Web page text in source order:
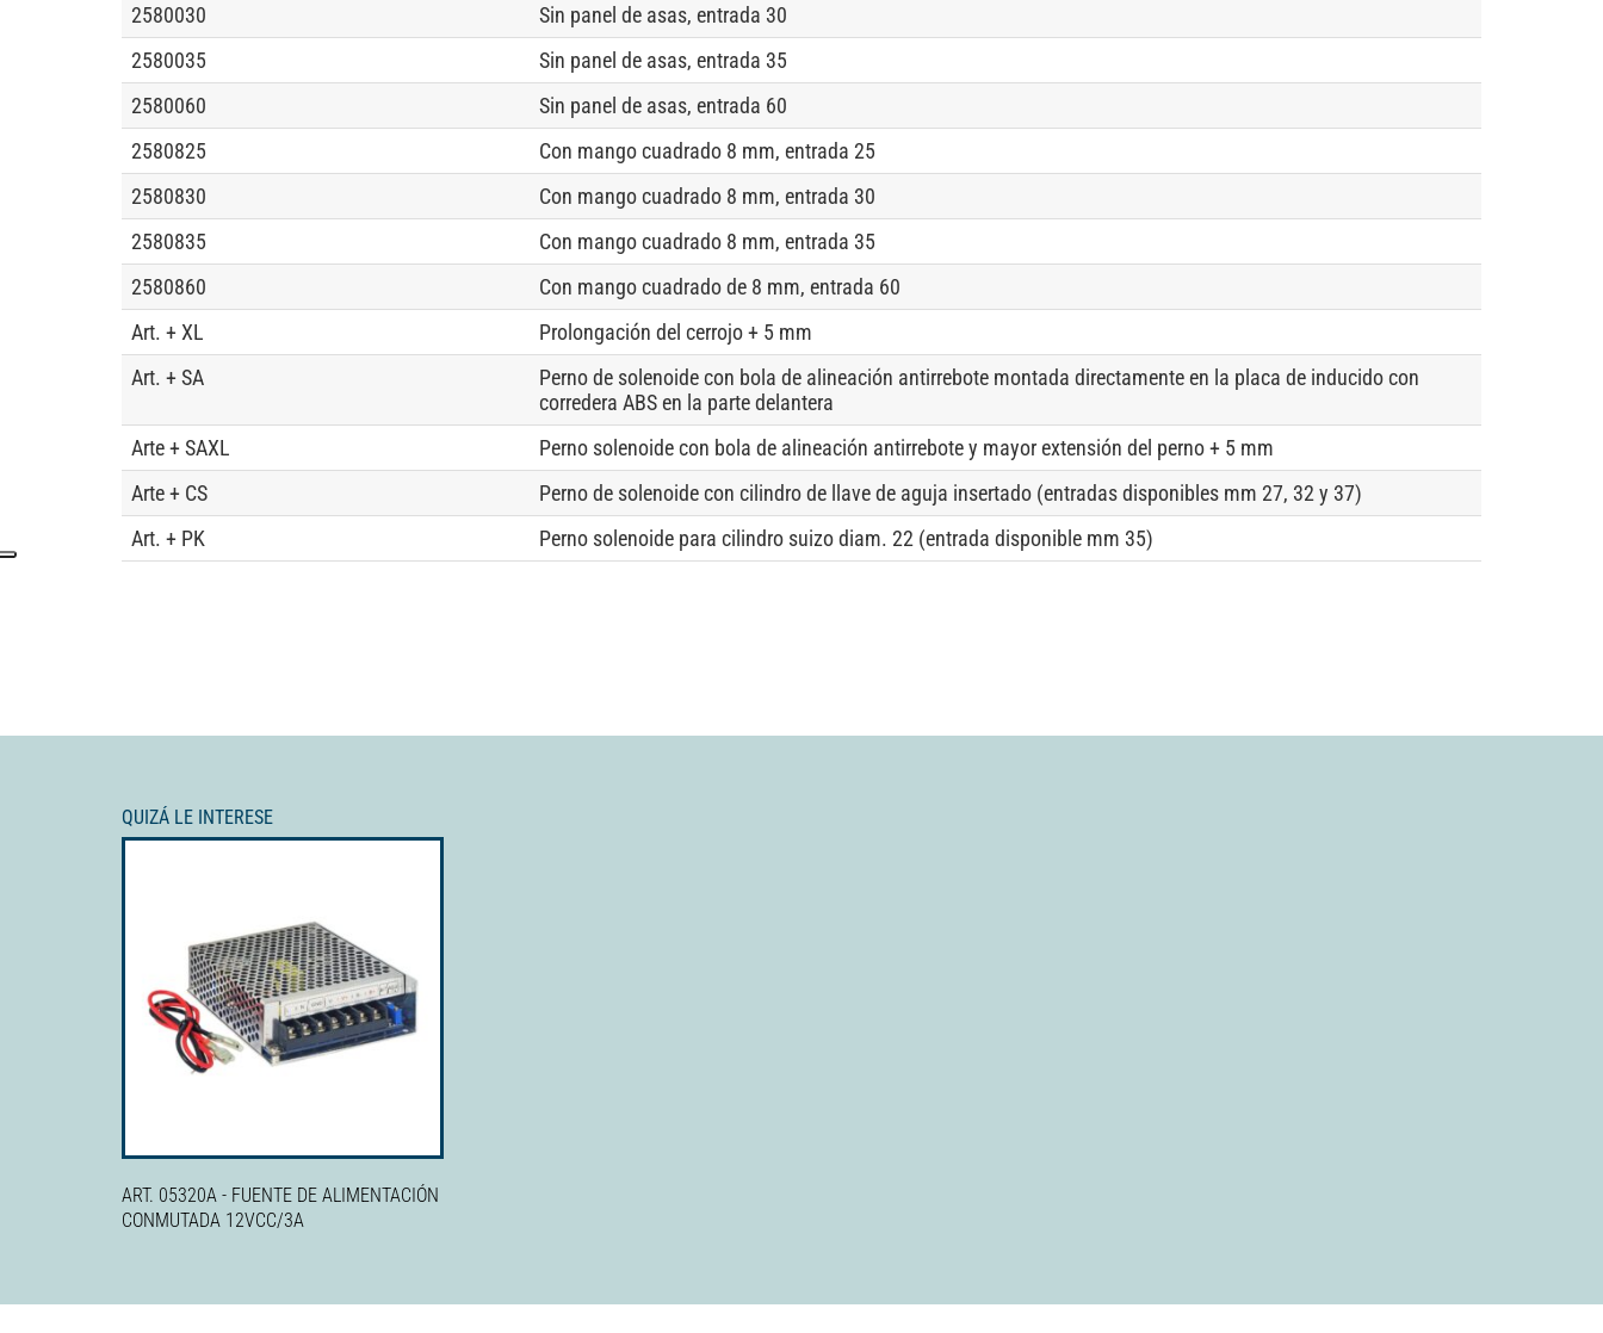
2580030
Sin panel de asas, entrada 30
2580035
Sin panel de asas, entrada 35
2580060
Sin panel de asas, entrada 60
2580825
Con mango cuadrado 8 mm, entrada 25
2580830
Con mango cuadrado 8 mm, entrada 30
2580835
Con mango cuadrado 8 mm, entrada 35
2580860
Con mango cuadrado de 8 mm, entrada 60
Art. + XL
Prolongación del cerrojo + 5 mm
Art. + SA
Perno de solenoide con bola de alineación antirrebote montada directamente en la placa de inducido con
corredera ABS en la parte delantera
Arte + SAXL
Perno solenoide con bola de alineación antirrebote y mayor extensión del perno + 5 mm
Arte + CS
Perno de solenoide con cilindro de llave de aguja insertado (entradas disponibles mm 27, 32 y 37)
Art. + PK
Perno solenoide para cilindro suizo diam. 22 (entrada disponible mm 35)
QUIZÁ LE INTERESE
ART. 05320A - FUENTE DE ALIMENTACIÓN
CONMUTADA 12VCC/3A